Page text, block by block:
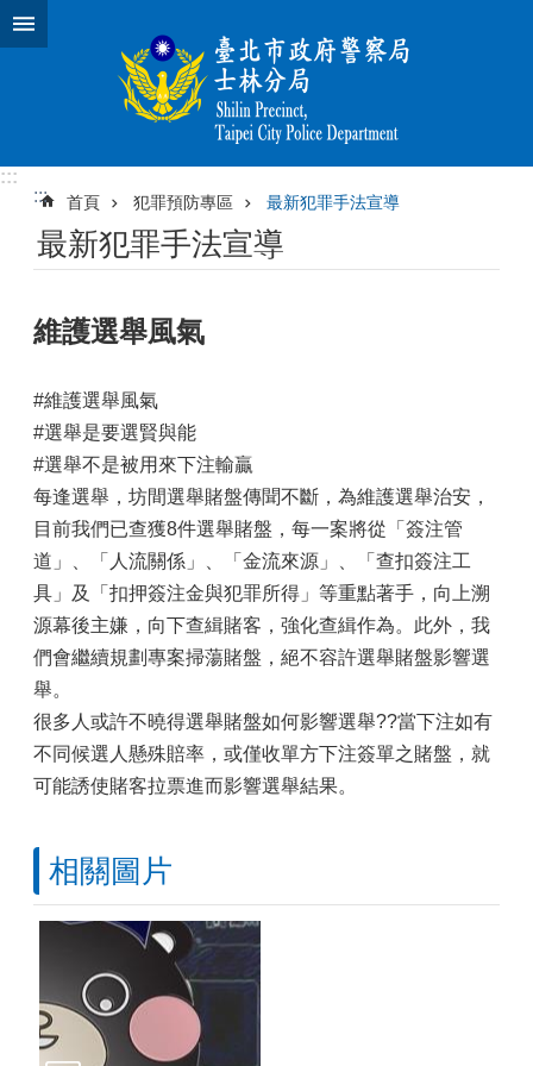
跳到主要內容區塊
:::
:::
首頁 犯罪預防專區 最新犯罪手法宣導
最新犯罪手法宣導
維護選舉風氣
#維護選舉風氣
#選舉是要選賢與能
#選舉不是被用來下注輸贏
每逢選舉，坊間選舉賭盤傳聞不斷，為維護選舉治安，
目前我們已查獲8件選舉賭盤，每一案將從「簽注管
道」、「人流關係」、「金流來源」、「查扣簽注工
具」及「扣押簽注金與犯罪所得」等重點著手，向上溯
源幕後主嫌，向下查緝賭客，強化查緝作為。此外，我
們會繼續規劃專案掃蕩賭盤，絕不容許選舉賭盤影響選
舉。
很多人或許不曉得選舉賭盤如何影響選舉??當下注如有
不同候選人懸殊賠率，或僅收單方下注簽單之賭盤，就
可能誘使賭客拉票進而影響選舉結果。
相關圖片